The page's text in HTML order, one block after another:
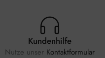
Kundenhilfe
Nutze unser Kontaktformular